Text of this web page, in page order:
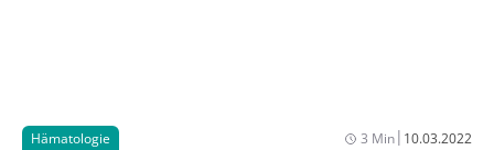
Hämatologie 3 Min| 10.03.2022